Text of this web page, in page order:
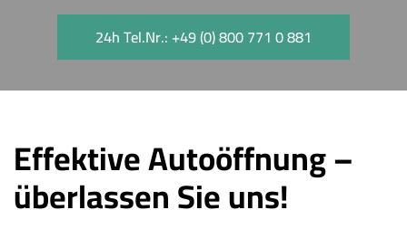
24h Tel.Nr.: +49 (0) 800 771 0 881
Effektive Autoöffnung –
überlassen Sie uns!